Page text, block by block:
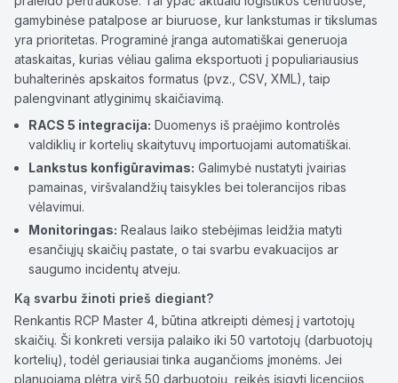
gamybinėse patalpose ar biuruose, kur lankstumas ir tikslumas
yra prioritetas. Programinė įranga automatiškai generuoja
ataskaitas, kurias vėliau galima eksportuoti į populiariausius
buhalterinės apskaitos formatus (pvz., CSV, XML), taip
palengvinant atlyginimų skaičiavimą.
RACS 5 integracija: Duomenys iš praėjimo kontrolės
valdiklių ir kortelių skaitytuvų importuojami automatiškai.
Lankstus konfigūravimas: Galimybė nustatyti įvairias
pamainas, viršvalandžių taisykles bei tolerancijos ribas
vėlavimui.
Monitoringas: Realaus laiko stebėjimas leidžia matyti
esančiųjų skaičių pastate, o tai svarbu evakuacijos ar
saugumo incidentų atveju.
Ką svarbu žinoti prieš diegiant?
Renkantis RCP Master 4, būtina atkreipti dėmesį į vartotojų
skaičių. Ši konkreti versija palaiko iki 50 vartotojų (darbuotojų
kortelių), todėl geriausiai tinka augančioms įmonėms. Jei
planuojama plėtra virš 50 darbuotojų, reikės įsigyti licencijos